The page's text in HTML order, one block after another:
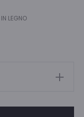
LEGNO